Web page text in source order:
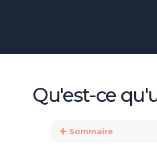
Qu'est-ce
Sommaire